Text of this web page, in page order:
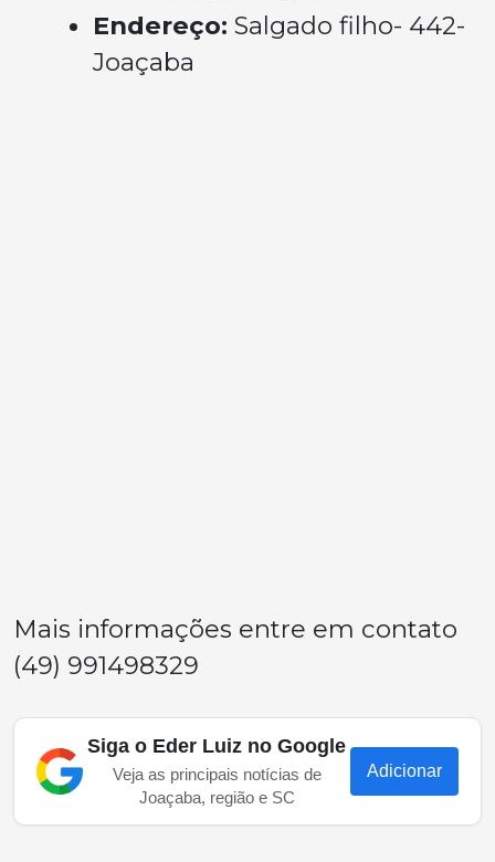
Endereço: Salgado filho- 442-
Joaçaba
Mais informações entre em contato
(49) 991498329
Siga o Eder Luiz no Google
Veja as principais notícias de
Joaçaba, região e SC
Adicionar